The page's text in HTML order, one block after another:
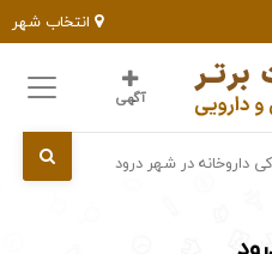
انتخاب شهر
آگهی
داروخانه در شهر درود